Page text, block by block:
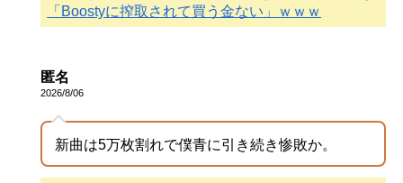
「Boostyに搾取されて買う金ない」ｗｗｗ
匿名
2026/8/06
新曲は5万枚割れで僕青に引き続き惨敗か。